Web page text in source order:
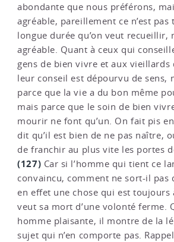
abondante que nous préférons,
agréable, pareillement ce n’est
longue durée qu’on veut recueillir,
agréable. Quant à ceux qui
gens de bien vivre et aux vieillards
leur conseil est dépourvu de sens,
parce que la vie a du bon même
mais parce que le soin de bien
mourir ne font qu’un. On fait pis
dit qu’il est bien de ne pas naître,
de franchir au plus vite les portes
(127) Car si l’homme qui tient ce
convaincu, comment ne sort-il pas
en effet une chose qui est toujours
veut sa mort d’une volonté ferme.
homme plaisante, il montre de la
sujet qui n’en comporte pas.